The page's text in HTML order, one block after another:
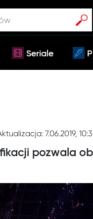
Seriale
7.06.2019,
pozwala